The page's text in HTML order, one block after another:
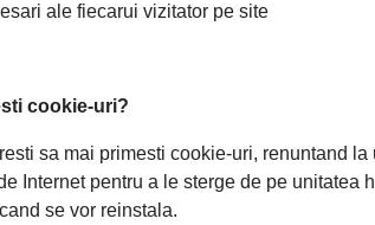
ale fiecarui vizitator pe site
cookie-uri?
sa mai primesti cookie-uri, renuntand
Internet pentru a le sterge de pe unitatea
se vor reinstala.